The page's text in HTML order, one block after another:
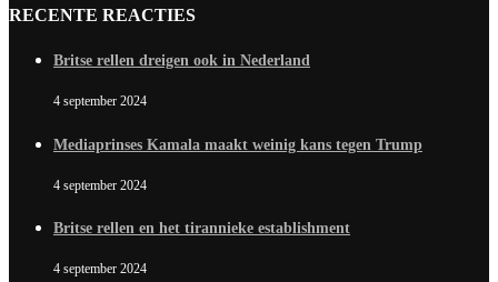
RECENTE REACTIES
Britse rellen dreigen ook in Nederland
4 september 2024
Mediaprinses Kamala maakt weinig kans tegen Trump
4 september 2024
Britse rellen en het tirannieke establishment
4 september 2024